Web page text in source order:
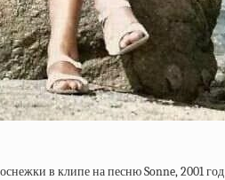
в клипе на песню Sonne, 2001 год